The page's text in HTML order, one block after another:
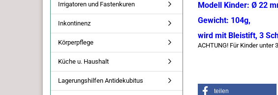
Modell Kinder: Ø 22
Gewicht: 104g,
wird mit Bleistift, 3
ACHTUNG! Für Kinder
teilen
Irrigatoren und Fastenkuren
Inkontinenz
Körperpflege
Küche u. Haushalt
Lagerungshilfen Antidekubitus